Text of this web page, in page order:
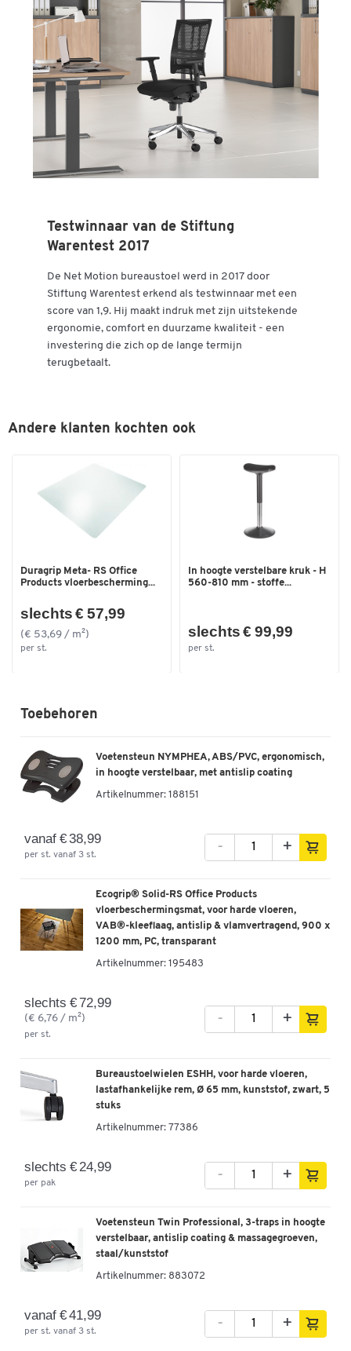
Testwinnaar van de Stiftung
Warentest 2017
De Net Motion bureaustoel werd in 2017 door
Stiftung Warentest erkend als testwinnaar met een
score van 1,9. Hij maakt indruk met zijn uitstekende
ergonomie, comfort en duurzame kwaliteit - een
investering die zich op de lange termijn
terugbetaalt.
Andere klanten kochten ook
Duragrip Meta- RS Office
Products vloerbescherming...
slechts € 57,99
(€ 53,69 / m²)
per st.
In hoogte verstelbare kruk - H
560-810 mm - stoffe...
slechts € 99,99
per st.
Toebehoren
Voetensteun NYMPHEA, ABS/PVC, ergonomisch,
in hoogte verstelbaar, met antislip coating
Artikelnummer: 188151
vanaf € 38,99
per st. vanaf 3 st.
- +
Ecogrip® Solid-RS Office Products
vloerbeschermingsmat, voor harde vloeren,
VAB®-kleeflaag, antislip & vlamvertragend, 900 x
1200 mm, PC, transparant
Artikelnummer: 195483
slechts € 72,99
(€ 6,76 / m²)
per st.
- +
Bureaustoelwielen ESHH, voor harde vloeren,
lastafhankelijke rem, Ø 65 mm, kunststof, zwart, 5
stuks
Artikelnummer: 77386
slechts € 24,99
per pak
- +
Voetensteun Twin Professional, 3-traps in hoogte
verstelbaar, antislip coating & massagegroeven,
staal/kunststof
Artikelnummer: 883072
vanaf € 41,99
per st. vanaf 3 st.
- +